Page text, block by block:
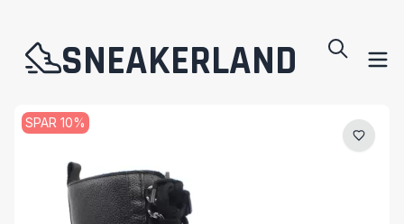
SNEAKERLAND
SPAR 10%